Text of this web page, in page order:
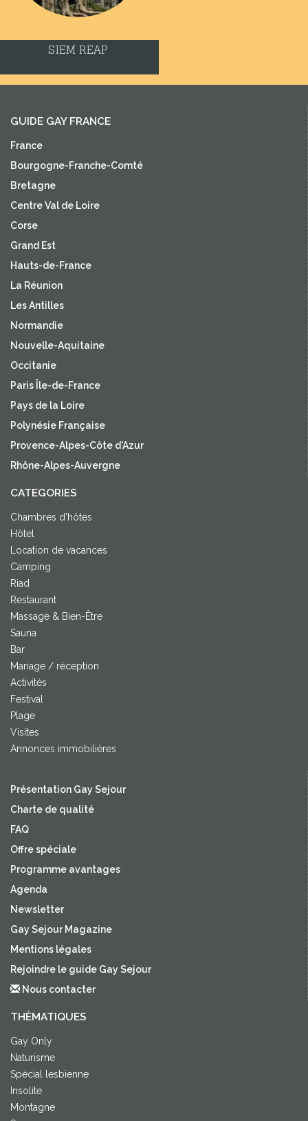
SIEM REAP
GUIDE GAY FRANCE
France
Bourgogne-Franche-Comté
Bretagne
Centre Val de Loire
Corse
Grand Est
Hauts-de-France
La Réunion
Les Antilles
Normandie
Nouvelle-Aquitaine
Occitanie
Paris Île-de-France
Pays de la Loire
Polynésie Française
Provence-Alpes-Côte d'Azur
Rhône-Alpes-Auvergne
CATEGORIES
Chambres d'hôtes
Hôtel
Location de vacances
Camping
Riad
Restaurant
Massage & Bien-Être
Sauna
Bar
Mariage / réception
Activités
Festival
Plage
Visites
Annonces immobilières
Présentation Gay Sejour
Charte de qualité
FAQ
Offre spéciale
Programme avantages
Agenda
Newsletter
Gay Sejour Magazine
Mentions légales
Rejoindre le guide Gay Sejour
Nous contacter
THÈMATIQUES
Gay Only
Naturisme
Spécial lesbienne
Insolite
Montagne